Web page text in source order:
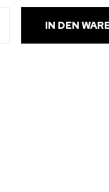
IN DEN